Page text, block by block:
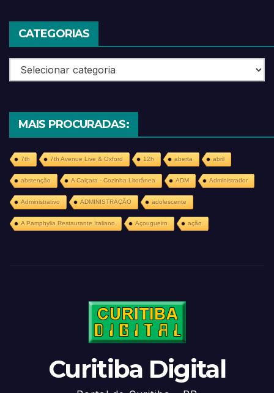
CATEGORIAS
Categorias
MAIS PROCURADAS:
7th 7th Avenue Live & Oxford 12h aberta abril
abstenção A Caiçara - Cozinha Litorânea ADM Administrador
Administrativo ADMINISTRAÇÃO adolescente
A Pamphylia Restaurante Italiano Açougueiro ação
Curitiba Digital